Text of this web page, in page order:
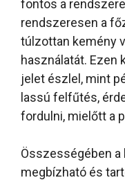
fontos a
rendszeresen a
túlzottan kemény
használatát. Ezen
jelet észlel, mint
lassú felfűtés,
fordulni, mielőtt a
Összességében
megbízható és